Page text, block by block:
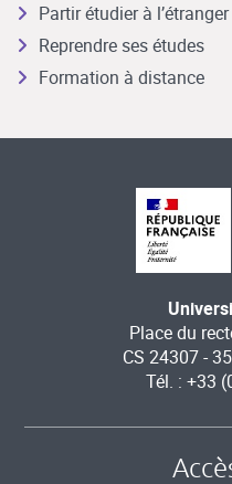
Partir étudier à l’étranger
Reprendre ses études
Formation à distance
Place du
CS 24307 -
Tél. : +33